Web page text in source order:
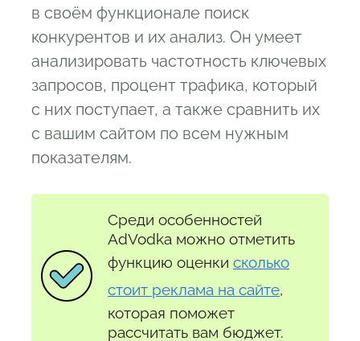
в своём функционале поиск
конкурентов и их анализ. Он умеет
анализировать частотность ключевых
запросов, процент трафика, который
с них поступает, а также сравнить их
с вашим сайтом по всем нужным
показателям.
Среди особенностей
AdVodka можно отметить
функцию оценки сколько
стоит реклама на сайте,
которая поможет
рассчитать вам бюджет.